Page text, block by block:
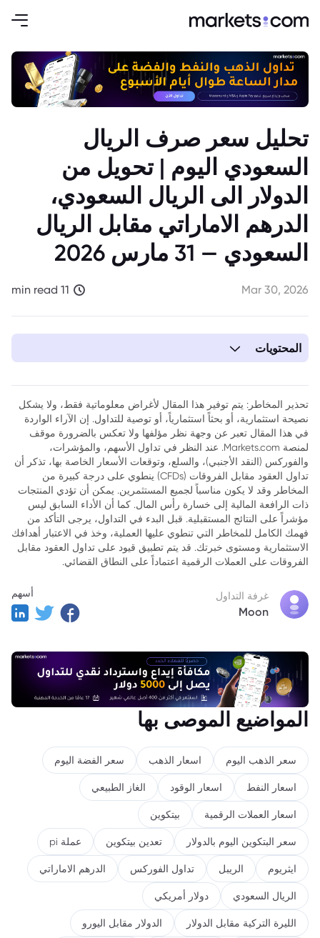
تحليل سعر صرف الريال
السعودي اليوم | تحويل من
الدولار الى الريال السعودي،
الدرهم الاماراتي مقابل الريال
السعودي — 31 مارس 2026
Mar 30, 2026
11 min read
المحتويات
3. كيفية تداول الفوركس عبر عقود الفروقات (CFDs) على منصة
Markets.com؟
تحذير المخاطر: يتم توفير هذا المقال لأغراض معلوماتية فقط، ولا يشكل
نصيحة استثمارية، أو بحثاً استثمارياً، أو توصية للتداول. إن الآراء الواردة
في هذا المقال تعبر عن وجهة نظر مؤلفها ولا تعكس بالضرورة موقف
لمنصة Markets.com. عند النظر في تداول الأسهم، والمؤشرات،
والفوركس (النقد الأجنبي)، والسلع، وتوقعات الأسعار الخاصة بها، تذكر أن
تداول العقود مقابل الفروقات (CFDs) ينطوي على درجة كبيرة من
المخاطر وقد لا يكون مناسباً لجميع المستثمرين. يمكن أن تؤدي المنتجات
ذات الرافعة المالية إلى خسارة رأس المال. كما أن الأداء السابق ليس
مؤشراً على النتائج المستقبلية. قبل البدء في التداول، يرجى التأكد من
فهمك الكامل للمخاطر التي تنطوي عليها العملية، وخذ في الاعتبار أهدافك
الاستثمارية ومستوى خبرتك. قد يتم تطبيق قيود على تداول العقود مقابل
الفروقات على العملات الرقمية اعتماداً على النطاق القضائي.
غرفة التداول
Moon
أسهم
المواضيع الموصى بها
سعر الذهب اليوم اسعار الذهب سعر الفضة اليوم
اسعار النفط اسعار الوقود الغاز الطبيعي
اسعار العملات الرقمية بيتكوين
سعر البتكوين اليوم بالدولار تعدين بيتكوين عملة pi
ايثريوم الريبل تداول الفوركس الدرهم الاماراتي
الريال السعودي دولار أمريكي
الليرة التركية مقابل الدولار الدولار مقابل اليورو